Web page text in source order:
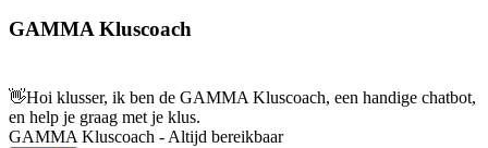
GAMMA Kluscoach
👋Hoi klusser, ik ben de GAMMA Kluscoach, een handige chatbot,
en help je graag met je klus.
GAMMA Kluscoach - Altijd bereikbaar